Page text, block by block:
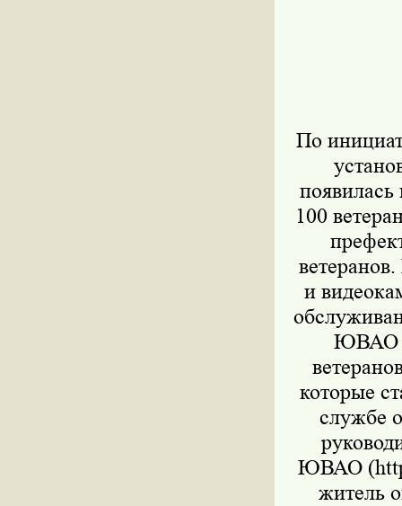
По
появилась
100
и
ЮВАО
которые
службе
ЮВАО
житель